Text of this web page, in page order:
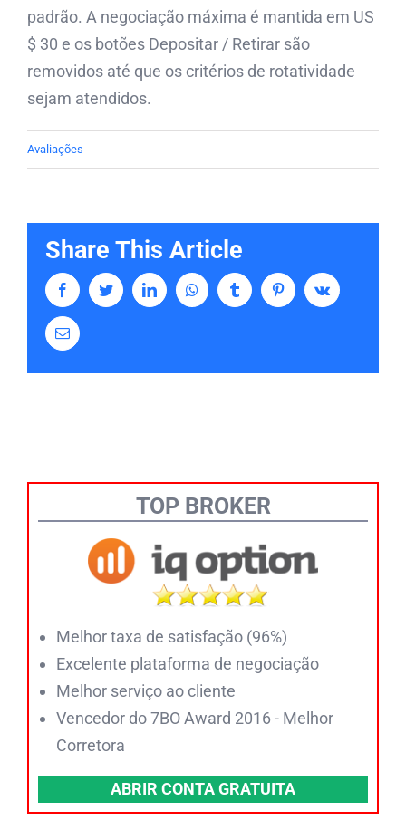
padrão. A negociação máxima é mantida em US
$ 30 e os botões Depositar / Retirar são
removidos até que os critérios de rotatividade
sejam atendidos.
Avaliações
Share This Article
FacebookTwitterLinkedInWhatsappTumblr PinterestVk
Email
TOP BROKER
Melhor taxa de satisfação (96%)
Excelente plataforma de negociação
Melhor serviço ao cliente
Vencedor do 7BO Award 2016 - Melhor
Corretora
ABRIR CONTA GRATUITA